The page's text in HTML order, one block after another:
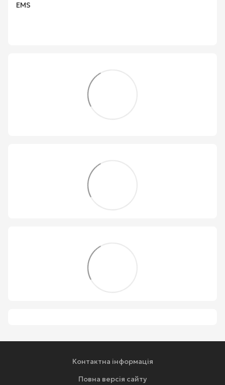
EMS
Контактна інформація
Повна версія сайту